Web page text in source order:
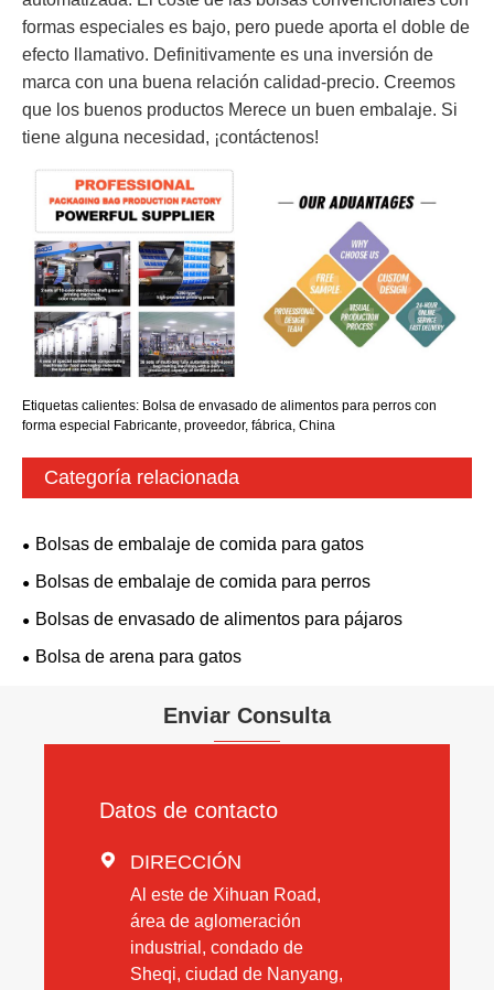
formas especiales es bajo, pero puede aporta el doble de
efecto llamativo. Definitivamente es una inversión de
marca con una buena relación calidad-precio. Creemos
que los buenos productos Merece un buen embalaje. Si
tiene alguna necesidad, ¡contáctenos!
Etiquetas calientes: Bolsa de envasado de alimentos para perros con
forma especial Fabricante, proveedor, fábrica, China
Categoría relacionada
Bolsas de embalaje de comida para gatos
Bolsas de embalaje de comida para perros
Bolsas de envasado de alimentos para pájaros
Bolsa de arena para gatos
Enviar Consulta
Datos de contacto
 DIRECCIÓN
Al este de Xihuan Road,
área de aglomeración
industrial, condado de
Sheqi, ciudad de Nanyang,